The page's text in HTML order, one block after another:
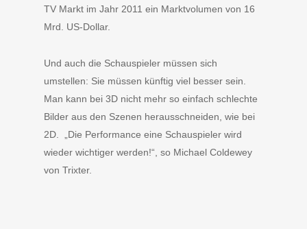
TV Markt im Jahr 2011 ein Marktvolumen von 16
Mrd. US-Dollar.
Und auch die Schauspieler müssen sich
umstellen: Sie müssen künftig viel besser sein.
Man kann bei 3D nicht mehr so einfach schlechte
Bilder aus den Szenen herausschneiden, wie bei
2D. „Die Performance eine Schauspieler wird
wieder wichtiger werden!“, so Michael Coldewey
von Trixter.